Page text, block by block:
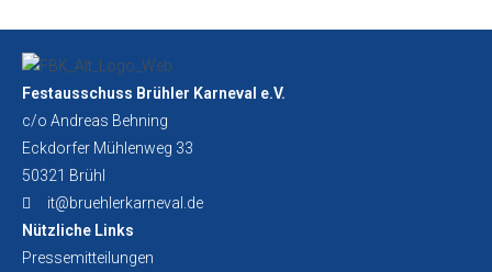
Festausschuss Brühler Karneval e.V.
c/o Andreas Behning
Eckdorfer Mühlenweg 33
50321 Brühl
it@bruehlerkarneval.de
Nützliche Links
Pressemitteilungen